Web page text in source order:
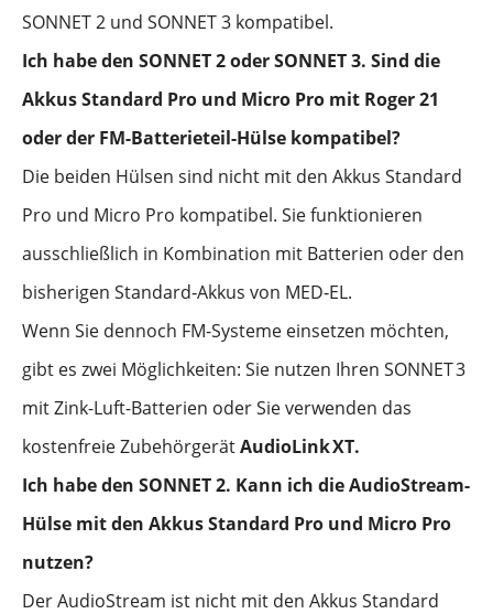
SONNET 2 und SONNET 3 kompatibel.
Ich habe den SONNET 2 oder SONNET 3. Sind die
Akkus Standard Pro und Micro Pro mit Roger 21
oder der FM-Batterieteil-Hülse kompatibel?
Die beiden Hülsen sind nicht mit den Akkus Standard
Pro und Micro Pro kompatibel. Sie funktionieren
ausschließlich in Kombination mit Batterien oder den
bisherigen Standard‑Akkus von MED‑EL.
Wenn Sie dennoch FM-Systeme einsetzen möchten,
gibt es zwei Möglichkeiten: Sie nutzen Ihren SONNET3
mit Zink-Luft-Batterien oder Sie verwenden das
kostenfreie ZubehörgerätAudioLinkXT.
Ich habe den SONNET 2. Kann ich die AudioStream-
Hülse mit den Akkus Standard Pro und Micro Pro
nutzen?
Der AudioStream ist nicht mit den Akkus Standard